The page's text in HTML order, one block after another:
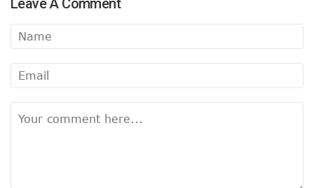
Leave A Comment